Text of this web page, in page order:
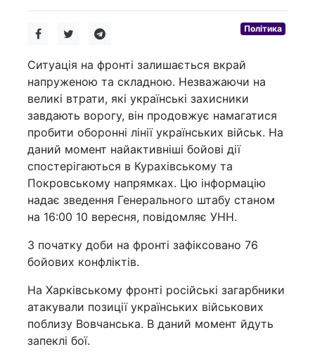
Політика
Ситуація на фронті залишається вкрай
напруженою та складною. Незважаючи на
великі втрати, які українські захисники
завдають ворогу, він продовжує намагатися
пробити оборонні лінії українських військ. На
даний момент найактивніші бойові дії
спостерігаються в Курахівському та
Покровському напрямках. Цю інформацію
надає зведення Генерального штабу станом
на 16:00 10 вересня, повідомляє УНН.
З початку доби на фронті зафіксовано 76
бойових конфліктів.
На Харківському фронті російські загарбники
атакували позиції українських військових
поблизу Вовчанська. В даний момент йдуть
запеклі бої.